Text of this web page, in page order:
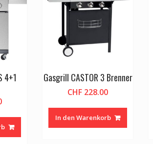
4+1 Gasgrill CASTOR 3 Brenner
CHF 228.00
In den Warenkorb